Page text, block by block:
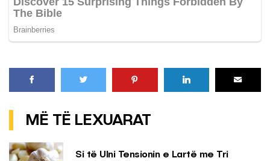
MË TË LEXUARAT
Si të Ulni Tensionin e Lartë me Tri